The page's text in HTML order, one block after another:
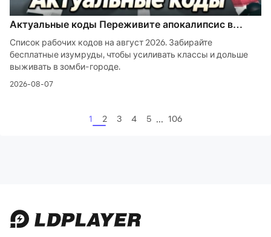
Актуальные коды Переживите апокалипсис в
Роблокс на август 2026
Список рабочих кодов на август 2026. Забирайте
бесплатные изумруды, чтобы усиливать классы и дольше
выживать в зомби-городе.
2026-08-07
1 2 3 4 5 ... 106